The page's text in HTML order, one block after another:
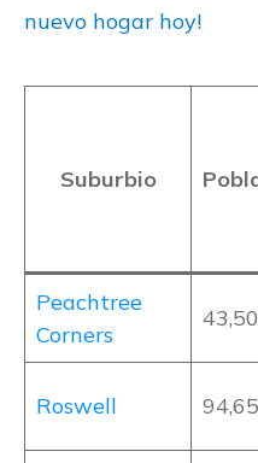
nuevo hogar hoy!
Suburbio
Peachtree
Corners
Roswell